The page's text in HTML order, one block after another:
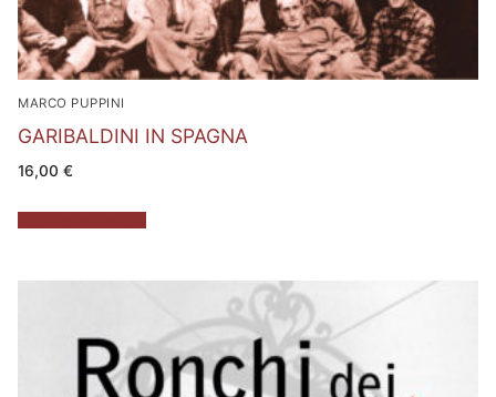
MARCO PUPPINI
GARIBALDINI IN SPAGNA
16,00 €